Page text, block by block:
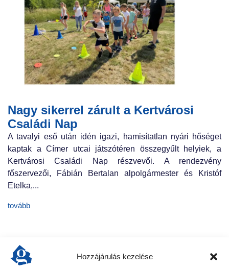
Hozzájárulás kezelése
Nagy sikerrel zárult a Kertvárosi
Családi Nap
A tavalyi eső után idén igazi, hamisítatlan nyári hőséget
kaptak a Címer utcai játszótéren összegyűlt helyiek, a
Kertvárosi Családi Nap részvevői. A rendezvény
főszervezői, Fábián Bertalan alpolgármester és Kristóf
Etelka,...
tovább